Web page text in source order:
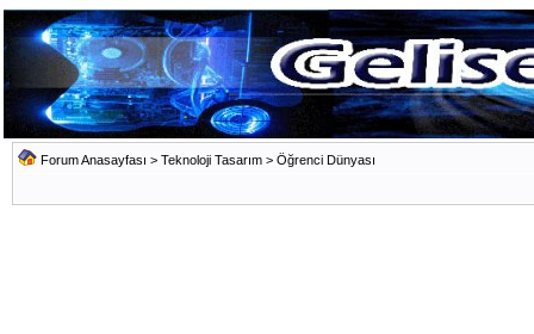
Forum Anasayfası > Teknoloji Tasarım > Öğrenci Dünyası